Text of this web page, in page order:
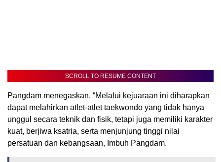
SCROLL TO RESUME CONTENT
Pangdam menegaskan, “Melalui kejuaraan ini diharapkan
dapat melahirkan atlet-atlet taekwondo yang tidak hanya
unggul secara teknik dan fisik, tetapi juga memiliki karakter
kuat, berjiwa ksatria, serta menjunjung tinggi nilai
persatuan dan kebangsaan, Imbuh Pangdam.